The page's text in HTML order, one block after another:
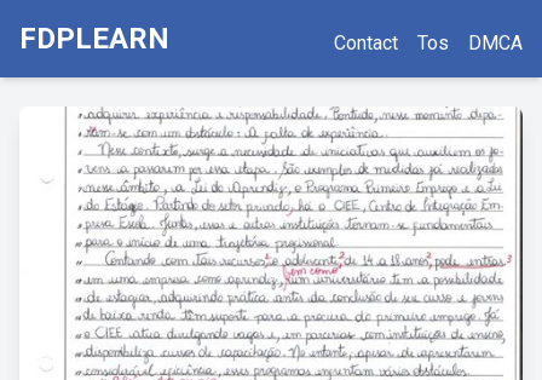
FDPLEARN Contact Tos DMCA